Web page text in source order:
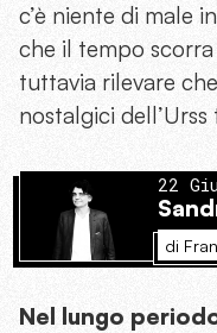
c’è niente di male
che il tempo
tuttavia rilevare
nostalgici
22
di
Nel lungo